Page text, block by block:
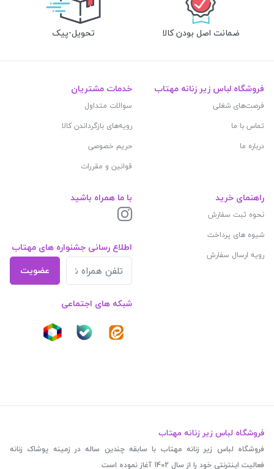
ضمانت اصل بودن کالا تحویل-پیک
فروشگاه لباس زیر زنانه مهتاب
فرصت‌های شغلی
تماس با ما
درباره ما
خدمات مشتریان
سوالات متداول
رویه‌های بازگرداندن کالا
حریم خصوصی
قوانین و مقررات
راهنمای خرید
نحوه ثبت سفارش
شیوه های پرداخت
رویه ارسال سفارش
با ما همراه باشید
اطلاع رسانی جشنواره های مهتاب
عضویت
شبکه های اجتماعی
فروشگاه لباس زیر زنانه مهتاب
فروشگاه لباس زیر زنانه مهتاب با سابقه چندین ساله در زمینه پوشاک زنانه
فعالیت اینترنتی خود را از سال 1402 آغاز نموده است